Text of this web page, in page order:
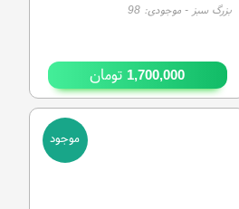
بزرگ سبز - موجودی: 98
1,700,000 تومان
موجود